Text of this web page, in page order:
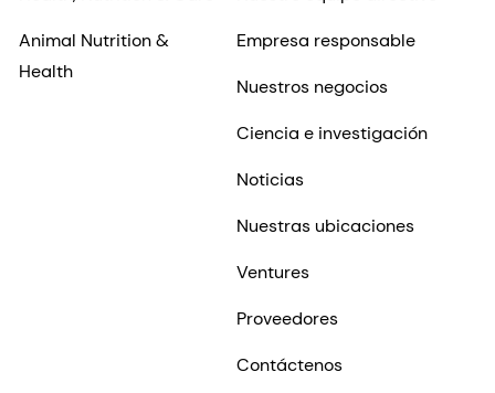
Animal Nutrition &
Health
Empresa responsable
Nuestros negocios
Ciencia e investigación
Noticias
Nuestras ubicaciones
Ventures
Proveedores
Contáctenos